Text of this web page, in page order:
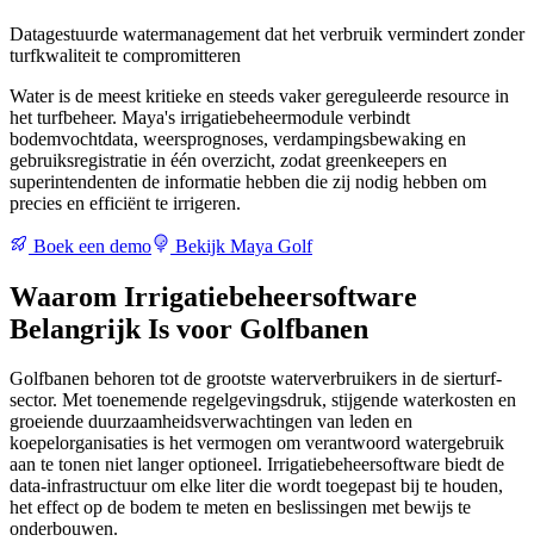
Datagestuurde watermanagement dat het verbruik vermindert zonder
turfkwaliteit te compromitteren
Water is de meest kritieke en steeds vaker gereguleerde resource in
het turfbeheer. Maya's irrigatiebeheermodule verbindt
bodemvochtdata, weersprognoses, verdampingsbewaking en
gebruiksregistratie in één overzicht, zodat greenkeepers en
superintendenten de informatie hebben die zij nodig hebben om
precies en efficiënt te irrigeren.
Boek een demo Bekijk Maya Golf
Waarom Irrigatiebeheersoftware
Belangrijk Is voor Golfbanen
Golfbanen behoren tot de grootste waterverbruikers in de sierturf-
sector. Met toenemende regelgevingsdruk, stijgende waterkosten en
groeiende duurzaamheidsverwachtingen van leden en
koepelorganisaties is het vermogen om verantwoord watergebruik
aan te tonen niet langer optioneel. Irrigatiebeheersoftware biedt de
data-infrastructuur om elke liter die wordt toegepast bij te houden,
het effect op de bodem te meten en beslissingen met bewijs te
onderbouwen.